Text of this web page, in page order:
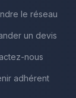
le réseau
un devis
nous
adhérent